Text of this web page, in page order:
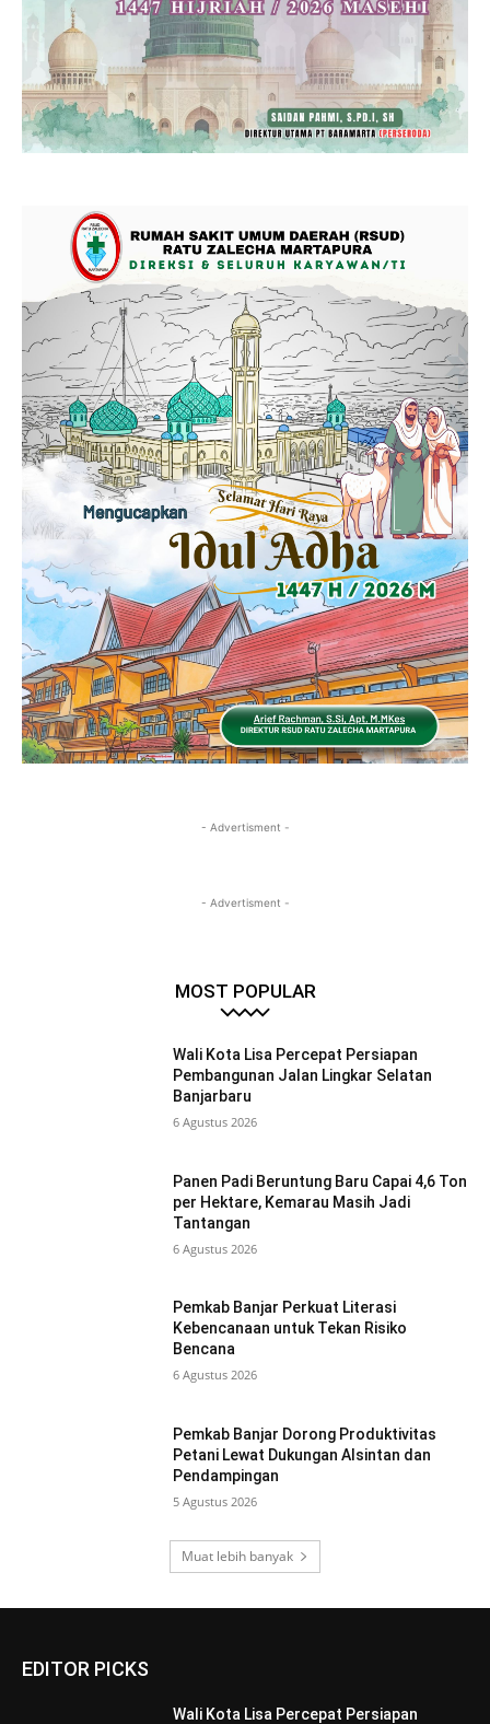
- Advertisment -
- Advertisment -
MOST POPULAR
Wali Kota Lisa Percepat Persiapan
Pembangunan Jalan Lingkar Selatan
Banjarbaru
6 Agustus 2026
Panen Padi Beruntung Baru Capai 4,6 Ton
per Hektare, Kemarau Masih Jadi
Tantangan
6 Agustus 2026
Pemkab Banjar Perkuat Literasi
Kebencanaan untuk Tekan Risiko
Bencana
6 Agustus 2026
Pemkab Banjar Dorong Produktivitas
Petani Lewat Dukungan Alsintan dan
Pendampingan
5 Agustus 2026
Muat lebih banyak
EDITOR PICKS
Wali Kota Lisa Percepat Persiapan